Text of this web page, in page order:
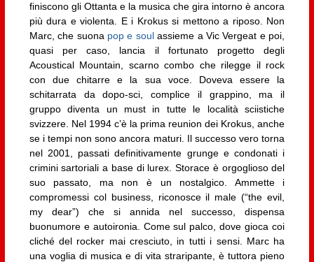
finiscono gli Ottanta e la musica che gira intorno è ancora
più dura e violenta. E i Krokus si mettono a riposo. Non
Marc, che suona pop e soulassieme a Vic Vergeat e poi,
quasi per caso, lancia il fortunato progetto degli
Acoustical Mountain, scarno combo che rilegge il rock
con due chitarre e la sua voce. Doveva essere la
schitarrata da dopo-sci, complice il grappino, ma il
gruppo diventa un must in tutte le località sciistiche
svizzere. Nel 1994 c’è la prima reunion dei Krokus, anche
se i tempi non sono ancora maturi. Il successo vero torna
nel 2001, passati definitivamente grunge e condonati i
crimini sartoriali a base di lurex. Storace è orgoglioso del
suo passato, ma non è un nostalgico. Ammette i
compromessi col business, riconosce il male (“the evil,
my dear”) che si annida nel successo, dispensa
buonumore e autoironia. Come sul palco, dove gioca coi
cliché del rocker mai cresciuto, in tutti i sensi. Marc ha
una voglia di musica e di vita straripante, è tuttora pieno